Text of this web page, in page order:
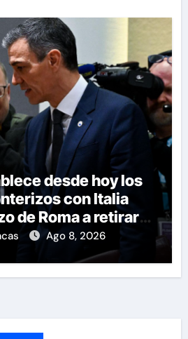
desde hoy los
con Italia
de Roma a retirar
Ago 8, 2026